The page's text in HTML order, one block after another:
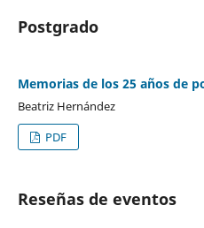
Postgrado
Memorias de los 25 años de
Beatriz Hernández
PDF
Reseñas de eventos